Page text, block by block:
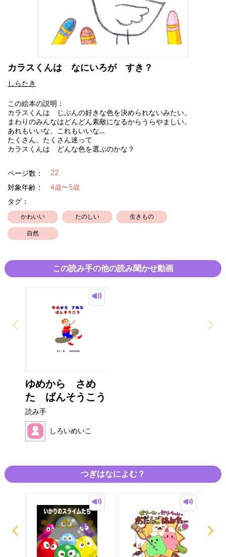
カラスくんは なにいろが すき？
しらたき
この絵本の説明：
カラスくんは じぶんの好きな色を決められないみたい。
まわりのみんなはどんどん素敵になるからうらやましい。
あれもいいな、これもいいな…
たくさん、たくさん迷って
カラスくんは どんな色を選ぶのかな？
ページ数： 22
対象年齢：
4歳〜5歳
タグ：
かわいい たのしい 生きもの
自然
この読み手の他の読み聞かせ動画
ゆめから さめ
た ばんそうこう
読み手
しろいめいこ
つぎはなによむ？